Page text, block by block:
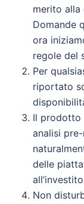
merito alla
Domande
ora
regole del
Per
riportato
Il prodotto
analisi
delle
Non